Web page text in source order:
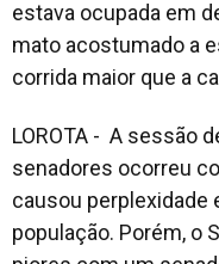
estava ocupada em
mato acostumado a
corrida maior que a
LOROTA - A sessão
senadores ocorreu
causou perplexidade
população. Porém, o